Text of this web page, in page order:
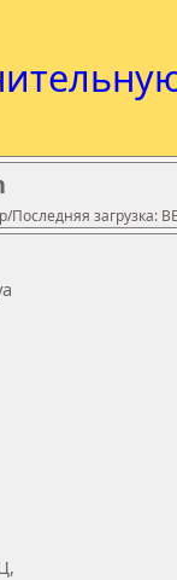
загрузка: